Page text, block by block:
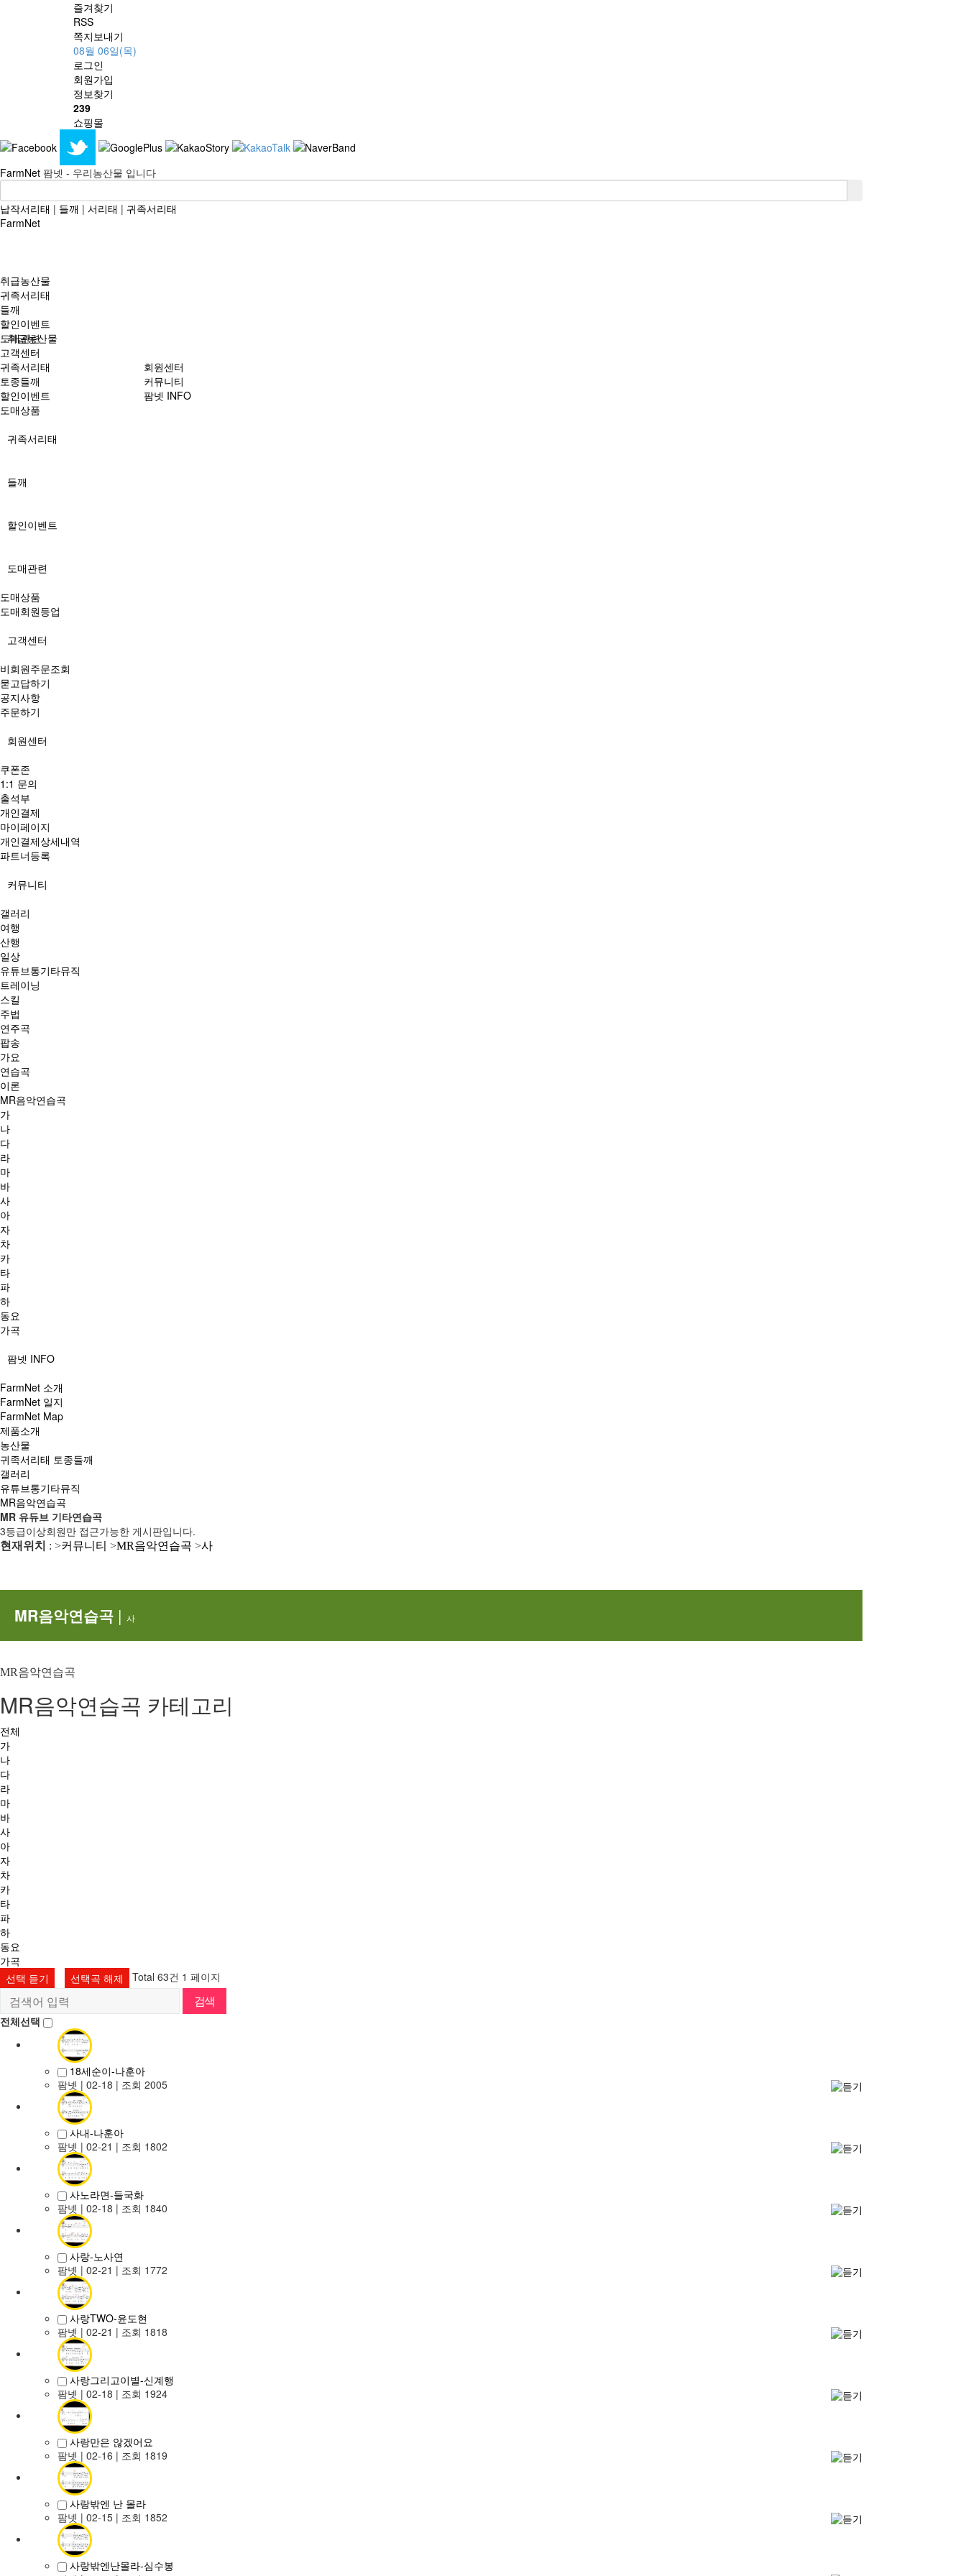
즐겨찾기
RSS
쪽지보내기
08월 06일(목)
로그인
회원가입
정보찾기
239
쇼핑몰
FarmNet 팜넷 - 우리농산물 입니다
납작서리태 | 들깨 | 서리태 | 귀족서리태
FarmNet
취급농산물
귀족서리태
토종들깨
할인이벤트
도매상품
귀족서리태
들깨
할인이벤트
도매관련
도매상품
도매회원등업
고객센터
비회원주문조회
묻고답하기
공지사항
주문하기
회원센터
쿠폰존
1:1 문의
출석부
개인결제
마이페이지
개인결제상세내역
파트너등록
커뮤니티
갤러리
여행
산행
일상
유튜브통기타뮤직
트레이닝
스킬
주법
연주곡
팝송
가요
연습곡
이론
MR음악연습곡
가
나
다
라
마
바
사
아
자
차
카
타
파
하
동요
가곡
팜넷 INFO
FarmNet 소개
FarmNet 일지
FarmNet Map
제품소개
농산물
귀족서리태 토종들깨
취급농산물
귀족서리태
들깨
할인이벤트
도매관련
고객센터
회원센터
커뮤니티
팜넷 INFO
갤러리
유튜브통기타뮤직
MR음악연습곡
MR 유듀브 기타연습곡
3등급이상회원만 접근가능한 게시판입니다.
현재위치 : >커뮤니티 >MR음악연습곡 >사
MR음악연습곡 | 사
MR음악연습곡
MR음악연습곡 카테고리
전체
가
나
다
라
마
바
사
아
자
차
카
타
파
하
동요
가곡
선택 듣기
선택곡 해제 Total 63건 1 페이지
전체선택
18세순이-나훈아
팜넷 | 02-18 | 조회 2005
사내-나훈아
팜넷 | 02-21 | 조회 1802
사노라면-들국화
팜넷 | 02-18 | 조회 1840
사랑-노사연
팜넷 | 02-21 | 조회 1772
사랑TWO-윤도현
팜넷 | 02-21 | 조회 1818
사랑그리고이별-신계행
팜넷 | 02-18 | 조회 1924
사랑만은 않겠어요
팜넷 | 02-16 | 조회 1819
사랑밖엔 난 몰라
팜넷 | 02-15 | 조회 1852
사랑밖엔난몰라-심수봉